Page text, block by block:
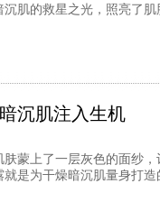
肌的救星之光，照亮了
沉肌注入生机
蒙上了一层灰色的面纱
是为干燥暗沉肌量身打